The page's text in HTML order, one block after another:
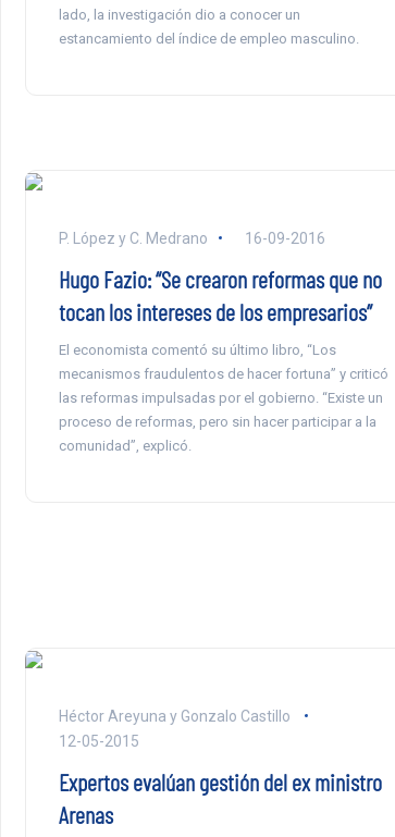
lado, la investigación dio a conocer un
estancamiento del índice de empleo masculino.
P. López y C. Medrano 16-09-2016
Hugo Fazio: “Se crearon reformas que no
tocan los intereses de los empresarios”
El economista comentó su último libro, “Los
mecanismos fraudulentos de hacer fortuna” y criticó
las reformas impulsadas por el gobierno. “Existe un
proceso de reformas, pero sin hacer participar a la
comunidad”, explicó.
Héctor Areyuna y Gonzalo Castillo
12-05-2015
Expertos evalúan gestión del ex ministro
Arenas